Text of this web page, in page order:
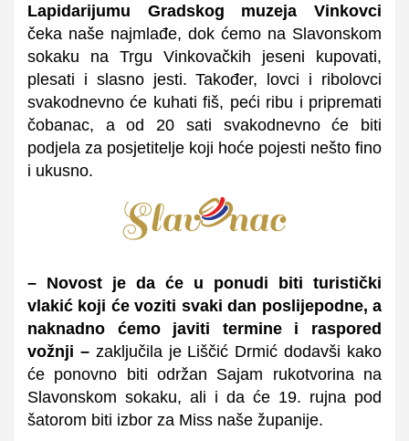
Lapidarijumu Gradskog muzeja Vinkovci
čeka naše najmlađe, dok ćemo na Slavonskom
sokaku na Trgu Vinkovačkih jeseni kupovati,
plesati i slasno jesti. Također, lovci i ribolovci
svakodnevno će kuhati fiš, peći ribu i pripremati
čobanac, a od 20 sati svakodnevno će biti
podjela za posjetitelje koji hoće pojesti nešto fino
i ukusno.
– Novost je da će u ponudi biti turistički
vlakić koji će voziti svaki dan poslijepodne, a
naknadno ćemo javiti termine i raspored
vožnji – zaključila je Liščić Drmić dodavši kako
će ponovno biti održan Sajam rukotvorina na
Slavonskom sokaku, ali i da će 19. rujna pod
šatorom biti izbor za Miss naše županije.